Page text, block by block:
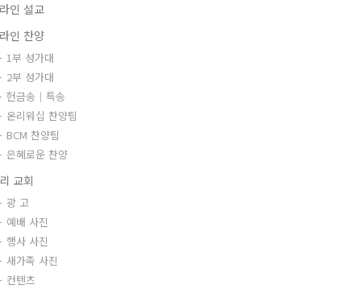
인 설교
인 찬양
1부 성가대
2부 성가대
헌금송｜특송
온리워십 찬양팀
BCM 찬양팀
은혜로운 찬양
교회
광 고
예배 사진
행사 사진
새가족 사진
컨텐츠